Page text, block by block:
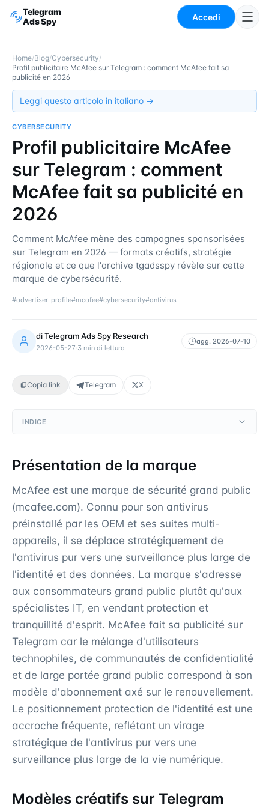
Telegram
Ads Spy
Accedi
Home/Blog/Cybersecurity/
Profil publicitaire McAfee sur Telegram : comment McAfee fait sa
publicité en 2026
Leggi questo articolo in italiano →
CYBERSECURITY
Profil publicitaire McAfee
sur Telegram : comment
McAfee fait sa publicité en
2026
Comment McAfee mène des campagnes sponsorisées
sur Telegram en 2026 — formats créatifs, stratégie
régionale et ce que l'archive tgadsspy révèle sur cette
marque de cybersécurité.
#advertiser-profile#mcafee#cybersecurity#antivirus
diTelegram Ads Spy Research
2026-05-27·3 min di lettura
agg. 2026-07-10
Copia link Telegram X
INDICE
Présentation de la marque
McAfee est une marque de sécurité grand public
(mcafee.com). Connu pour son antivirus
préinstallé par les OEM et ses suites multi-
appareils, il se déplace stratégiquement de
l'antivirus pur vers une surveillance plus large de
l'identité et des données. La marque s'adresse
aux consommateurs grand public plutôt qu'aux
spécialistes IT, en vendant protection et
tranquillité d'esprit. McAfee fait sa publicité sur
Telegram car le mélange d'utilisateurs
technophiles, de communautés de confidentialité
et de large portée grand public correspond à son
modèle d'abonnement axé sur le renouvellement.
Le positionnement protection de l'identité est une
accroche fréquente, reflétant un virage
stratégique de l'antivirus pur vers une
surveillance plus large de la vie numérique.
Modèles créatifs sur Telegram